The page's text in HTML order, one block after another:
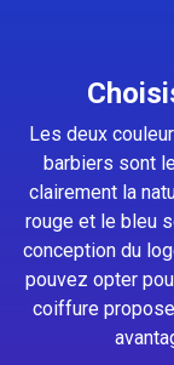
Les deux
barbiers sont
clairement la
rouge et le bleu
conception du
pouvez opter
coiffure